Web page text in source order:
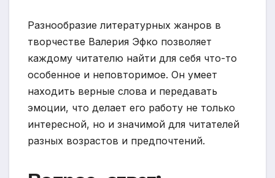
Разнообразие литературных жанров в
творчестве Валерия Эфко позволяет
каждому читателю найти для себя что-то
особенное и неповторимое. Он умеет
находить верные слова и передавать
эмоции, что делает его работу не только
интересной, но и значимой для читателей
разных возрастов и предпочтений.